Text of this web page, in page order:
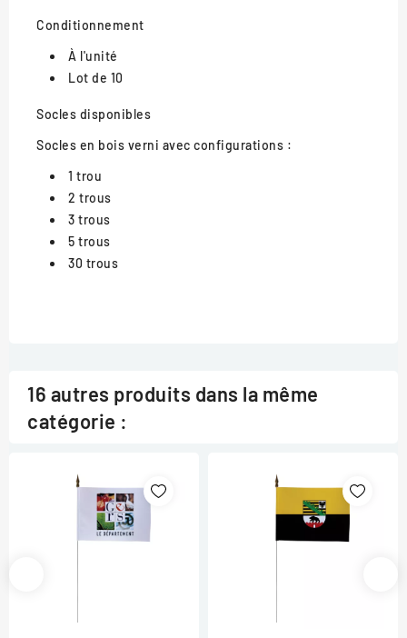
Conditionnement
À l'unité
Lot de 10
Socles disponibles
Socles en bois verni avec configurations :
1 trou
2 trous
3 trous
5 trous
30 trous
16 autres produits dans la même
catégorie :